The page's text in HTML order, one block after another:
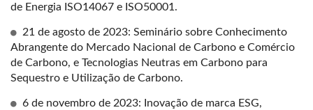
de Energia ISO14067 e ISO50001.
21 de agosto de 2023: Seminário sobre Conhecimento
Abrangente do Mercado Nacional de Carbono e Comércio
de Carbono, e Tecnologias Neutras em Carbono para
Sequestro e Utilização de Carbono.
6 de novembro de 2023: Inovação de marca ESG,